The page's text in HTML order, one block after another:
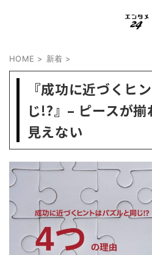
HOME > 新着 >
『成功に近づくヒ
じ!?』– ピースが
見えない